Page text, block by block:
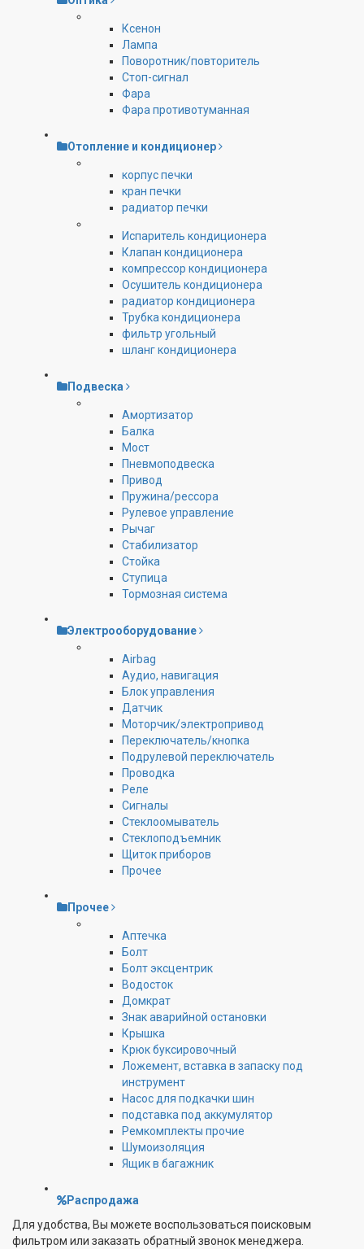
Ксенон
Лампа
Поворотник/повторитель
Стоп-сигнал
Фара
Фара противотуманная
Отопление и кондиционер
корпус печки
кран печки
радиатор печки
Испаритель кондиционера
Клапан кондиционера
компрессор кондиционера
Осушитель кондиционера
радиатор кондиционера
Трубка кондиционера
фильтр угольный
шланг кондиционера
Подвеска
Амортизатор
Балка
Мост
Пневмоподвеска
Привод
Пружина/рессора
Рулевое управление
Рычаг
Стабилизатор
Стойка
Ступица
Тормозная система
Электрооборудование
Airbag
Аудио, навигация
Блок управления
Датчик
Моторчик/электропривод
Переключатель/кнопка
Подрулевой переключатель
Проводка
Реле
Сигналы
Стеклоомыватель
Стеклоподъемник
Щиток приборов
Прочее
Прочее
Аптечка
Болт
Болт эксцентрик
Водосток
Домкрат
Знак аварийной остановки
Крышка
Крюк буксировочный
Ложемент, вставка в запаску под
инструмент
Насос для подкачки шин
подставка под аккумулятор
Ремкомплекты прочие
Шумоизоляция
Ящик в багажник
Распродажа
Для удобства, Вы можете воспользоваться поисковым
фильтром или заказать обратный звонок менеджера.